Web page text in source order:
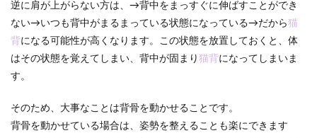
逆に肩が上がらない方は、→背中をまっすぐに伸ばすことができ
ない→いつも背中がまるまっている状態になっている→だから猫
背になる可能性が高くなります。この状態を放置しておくと、体
はその状態を覚えてしまい、背中が固まり 猫背になってしまいま
す。
そのため、大事なことは背骨を動かせることです。
背骨を動かせている場合は、姿勢を整えることも楽にできます